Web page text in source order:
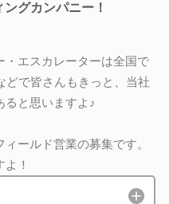
グカンパニー！
・エスカレーターは全国で
どで皆さんもきっと、当社
ると思いますよ♪
ールド営業の募集です。
！